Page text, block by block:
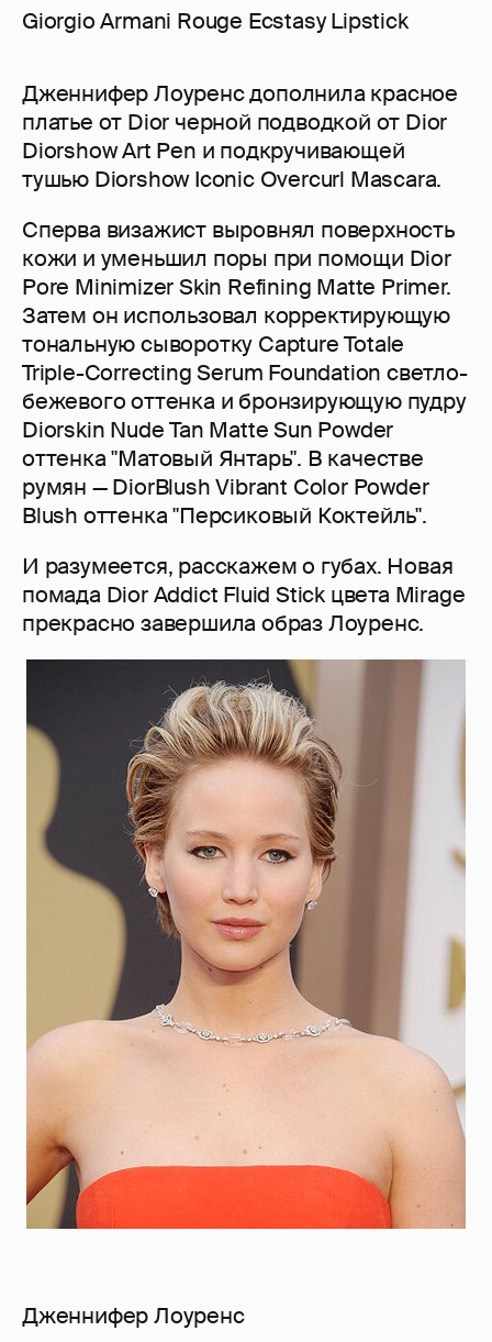
Giorgio Armani Rouge Ecstasy Lipstick
Дженнифер Лоуренс дополнила красное
платье от Dior черной подводкой от Dior
Diorshow Art Pen и подкручивающей
тушью Diorshow Iconic Overcurl Mascara.
Сперва визажист выровнял поверхность
кожи и уменьшил поры при помощи Dior
Pore Minimizer Skin Refining Matte Primer.
Затем он использовал корректирующую
тональную сыворотку Capture Totale
Triple-Correcting Serum Foundation светло-
бежевого оттенка и бронзирующую пудру
Diorskin Nude Tan Matte Sun Powder
оттенка "Матовый Янтарь". В качестве
румян — DiorBlush Vibrant Color Powder
Blush оттенка "Персиковый Коктейль".
И разумеется, расскажем о губах. Новая
помада Dior Addict Fluid Stick цвета Mirage
прекрасно завершила образ Лоуренс.
Дженнифер Лоуренс